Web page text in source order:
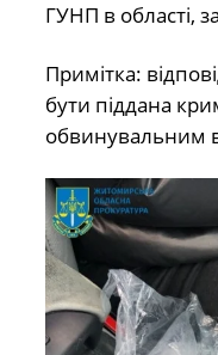
ГУНП в області,
Примітка:
бути піддана
обвинувальним